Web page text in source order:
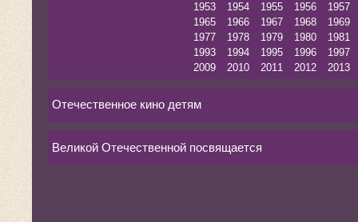
1953
1954 1955 1956
1957
1965
1966 1967 1968
1969
1977
1978 1979 1980
1981
1993
1994 1995 1996
1997
2009
2010 2011 2012 2013
Отечественное кино детям
Великой Отечественной посвящается